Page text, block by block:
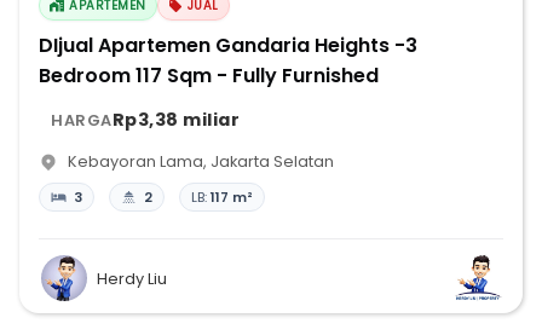
APARTEMEN JUAL
DIjual Apartemen Gandaria Heights -3
Bedroom 117 Sqm - Fully Furnished
HARGARp3,38 miliar
Kebayoran Lama, Jakarta Selatan
3 2 LB:117 m²
Herdy Liu